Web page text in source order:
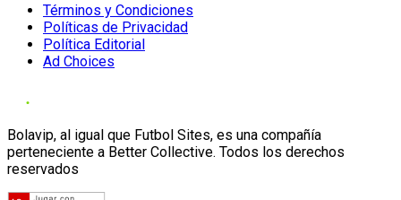
Términos y Condiciones
Políticas de Privacidad
Política Editorial
Ad Choices
Bolavip, al igual que Futbol Sites, es una compañía
perteneciente a Better Collective. Todos los derechos
reservados